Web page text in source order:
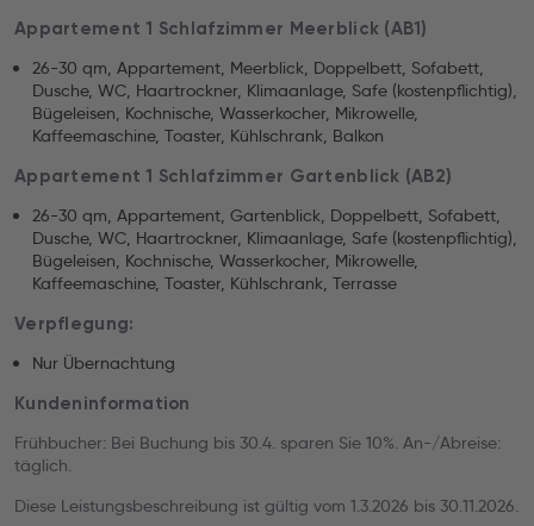
Appartement 1 Schlafzimmer Meerblick (AB1)
26-30 qm, Appartement, Meerblick, Doppelbett, Sofabett,
Dusche, WC, Haartrockner, Klimaanlage, Safe (kostenpflichtig),
Bügeleisen, Kochnische, Wasserkocher, Mikrowelle,
Kaffeemaschine, Toaster, Kühlschrank, Balkon
Appartement 1 Schlafzimmer Gartenblick (AB2)
26-30 qm, Appartement, Gartenblick, Doppelbett, Sofabett,
Dusche, WC, Haartrockner, Klimaanlage, Safe (kostenpflichtig),
Bügeleisen, Kochnische, Wasserkocher, Mikrowelle,
Kaffeemaschine, Toaster, Kühlschrank, Terrasse
Verpflegung:
Nur Übernachtung
Kundeninformation
Frühbucher: Bei Buchung bis 30.4. sparen Sie 10%. An-/Abreise:
täglich.
Diese Leistungsbeschreibung ist gültig vom 1.3.2026 bis 30.11.2026.